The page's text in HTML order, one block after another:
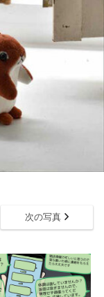
次の写真